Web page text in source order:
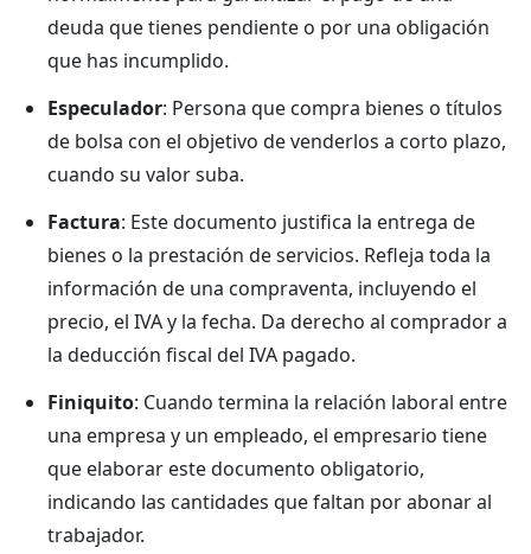
deuda que tienes pendiente o por una obligación
que has incumplido.
Especulador: Persona que compra bienes o títulos
de bolsa con el objetivo de venderlos a corto plazo,
cuando su valor suba.
Factura: Este documento justifica la entrega de
bienes o la prestación de servicios. Refleja toda la
información de una compraventa, incluyendo el
precio, el IVA y la fecha. Da derecho al comprador a
la deducción fiscal del IVA pagado.
Finiquito: Cuando termina la relación laboral entre
una empresa y un empleado, el empresario tiene
que elaborar este documento obligatorio,
indicando las cantidades que faltan por abonar al
trabajador.